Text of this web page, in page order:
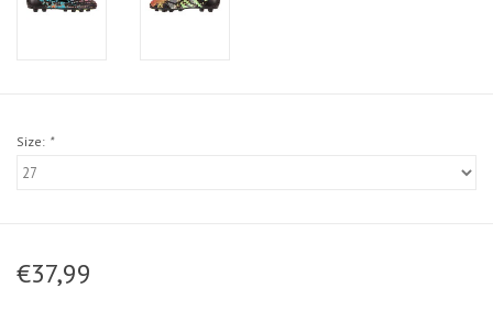
Size: *
€37,99